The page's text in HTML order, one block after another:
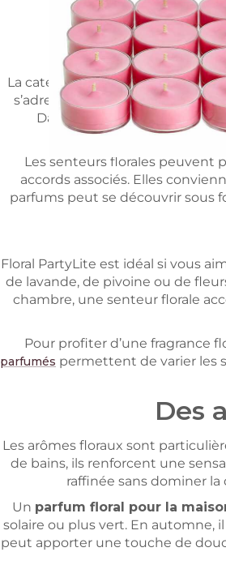
Bougies à réchaud Cherry
11,75 €
20 Avis clients
Floral
La catégorieFloral PartyLite
s’adresse aux personnes qui
Dans le salon, la chambre,
Les senteurs florales peuvent
accords associés. Elles
parfums peut se découvrir sous
Floral PartyLite est idéal si vous
de lavande, de pivoine ou de
chambre, une senteur florale
Pour profiter d’une fragrance
parfumés permettent de varier les
Des
Les arômes floraux sont
de bains, ils renforcent une
raffinée sans dominer
Un parfum floral pour la
solaire ou plus vert. En automne,
peut apporter une touche de